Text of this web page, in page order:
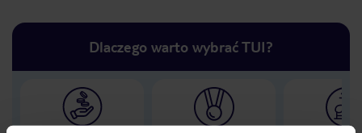
Dlaczego warto wybrać TUI?